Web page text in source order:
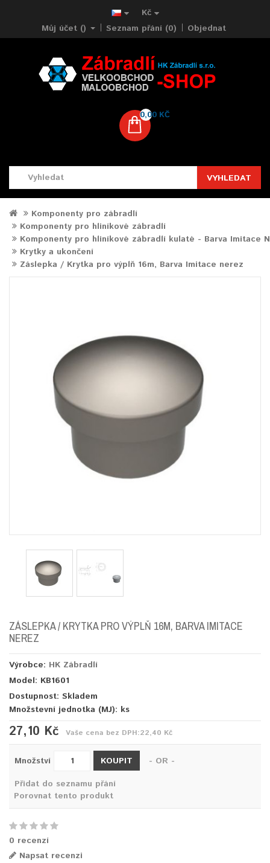
Kč
Můj účet ()
Seznam přání (0) Objednat
0,00 KČ
VYHLEDAT
Komponenty pro zábradlí
Komponenty pro hliníkové zábradlí
Komponenty pro hliníkové zábradlí kulaté - Barva Imitace
Krytky a ukončení
Záslepka / Krytka pro výplň 16m, Barva Imitace nerez
ZÁSLEPKA / KRYTKA PRO VÝPLŇ 16M, BARVA IMITACE
NEREZ
Výrobce: HK Zábradlí
Model: KB1601
Dostupnost: Skladem
Množstevní jednotka (MJ): ks
27,10 Kč Vaše cena bez DPH:22,40 Kč
Množství KOUPIT
- OR -
Přidat do seznamu přání
Porovnat tento produkt
0 recenzí
Napsat recenzi